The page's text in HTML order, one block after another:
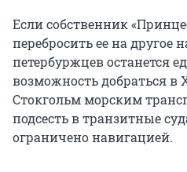
Если собственник
перебросить ее на другое
петербуржцев останется
возможность добраться в
Стокгольм морским
подсесть в транзитные
ограничено навигацией.